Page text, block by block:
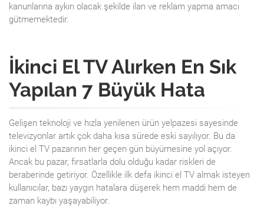
kanunlarına aykırı olacak şekilde ilan ve reklam yapma amacı
gütmemektedir.
İkinci El TV Alırken En Sık
Yapılan 7 Büyük Hata
Gelişen teknoloji ve hızla yenilenen ürün yelpazesi sayesinde
televizyonlar artık çok daha kısa sürede eski sayılıyor. Bu da
ikinci el TV pazarının her geçen gün büyümesine yol açıyor.
Ancak bu pazar, fırsatlarla dolu olduğu kadar riskleri de
beraberinde getiriyor. Özellikle ilk defa ikinci el TV almak isteyen
kullanıcılar, bazı yaygın hatalara düşerek hem maddi hem de
zaman kaybı yaşayabiliyor.